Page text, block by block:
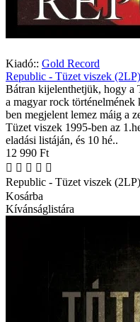
Kiadó:: Gold Record
Republic - Tüzet viszek (2LP)
Bátran kijelenthetjük, hogy a
a magyar rock
ben megjelent lemez máig a
Tüzet viszek 1995-ben az
eladási listáján, és 10 hé..
12 990 Ft
Republic - Tüzet viszek (2LP)
Kosárba
Kívánságlistára